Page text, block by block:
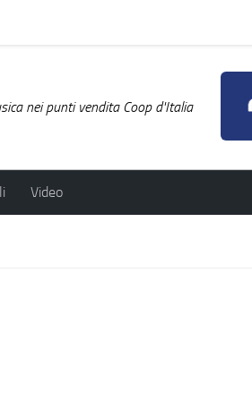
nei punti vendita Coop d'Italia
Video